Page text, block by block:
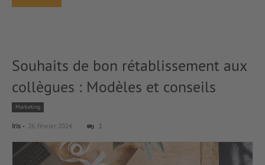
Souhaits de bon rétablissement aux
collègues : Modèles et conseils
Marketing
Iris - 26. février 2024 1